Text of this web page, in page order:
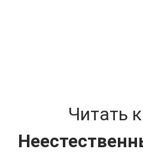
Читать